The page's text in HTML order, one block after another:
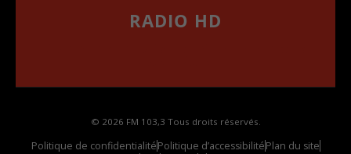
RADIO HD
© 2026 FM 103,3 Tous droits réservés.
Politique de confidentialitéPolitique d’accessibilitéPlan du site